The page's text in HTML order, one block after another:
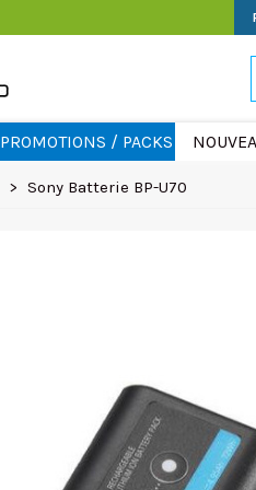
PROMOTIONS / PACKS
> Sony Batterie BP-U70